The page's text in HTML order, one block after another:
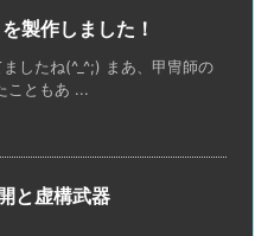
製作しました！
したね(^_^;) まあ、甲冑師の
こともあ ...
と虚構武器